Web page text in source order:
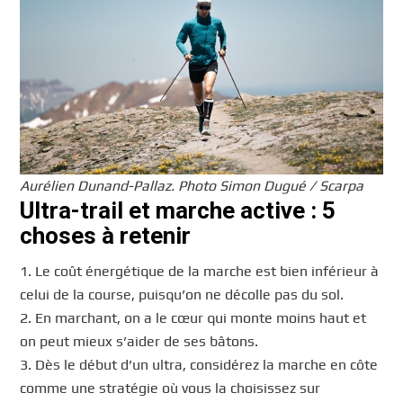
Aurélien Dunand-Pallaz. Photo Simon Dugué / Scarpa
Ultra-trail et marche active : 5
choses à retenir
1. Le coût énergétique de la marche est bien inférieur à
celui de la course, puisqu’on ne décolle pas du sol.
2. En marchant, on a le cœur qui monte moins haut et
on peut mieux s’aider de ses bâtons.
3. Dès le début d’un ultra, considérez la marche en côte
comme une stratégie où vous la choisissez sur